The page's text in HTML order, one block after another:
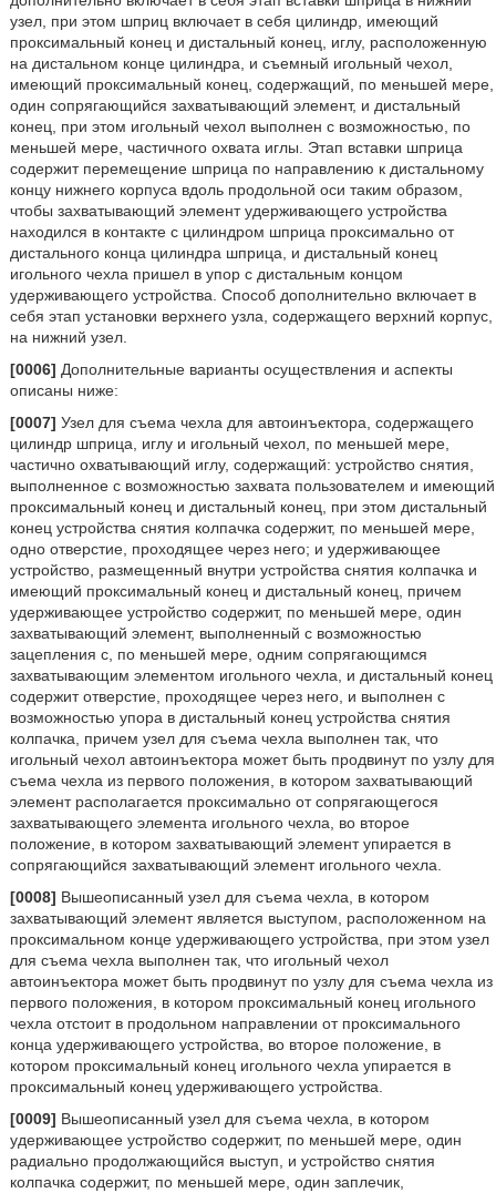
узел, при этом шприц включает в себя цилиндр, имеющий
проксимальный конец и дистальный конец, иглу, расположенную
на дистальном конце цилиндра, и съемный игольный чехол,
имеющий проксимальный конец, содержащий, по меньшей мере,
один сопрягающийся захватывающий элемент, и дистальный
конец, при этом игольный чехол выполнен с возможностью, по
меньшей мере, частичного охвата иглы. Этап вставки шприца
содержит перемещение шприца по направлению к дистальному
концу нижнего корпуса вдоль продольной оси таким образом,
чтобы захватывающий элемент удерживающего устройства
находился в контакте с цилиндром шприца проксимально от
дистального конца цилиндра шприца, и дистальный конец
игольного чехла пришел в упор с дистальным концом
удерживающего устройства. Способ дополнительно включает в
себя этап установки верхнего узла, содержащего верхний корпус,
на нижний узел.
[0006] Дополнительные варианты осуществления и аспекты
описаны ниже:
[0007] Узел для съема чехла для автоинъектора, содержащего
цилиндр шприца, иглу и игольный чехол, по меньшей мере,
частично охватывающий иглу, содержащий: устройство снятия,
выполненное с возможностью захвата пользователем и имеющий
проксимальный конец и дистальный конец, при этом дистальный
конец устройства снятия колпачка содержит, по меньшей мере,
одно отверстие, проходящее через него; и удерживающее
устройство, размещенный внутри устройства снятия колпачка и
имеющий проксимальный конец и дистальный конец, причем
удерживающее устройство содержит, по меньшей мере, один
захватывающий элемент, выполненный с возможностью
зацепления с, по меньшей мере, одним сопрягающимся
захватывающим элементом игольного чехла, и дистальный конец
содержит отверстие, проходящее через него, и выполнен с
возможностью упора в дистальный конец устройства снятия
колпачка, причем узел для съема чехла выполнен так, что
игольный чехол автоинъектора может быть продвинут по узлу для
съема чехла из первого положения, в котором захватывающий
элемент располагается проксимально от сопрягающегося
захватывающего элемента игольного чехла, во второе
положение, в котором захватывающий элемент упирается в
сопрягающийся захватывающий элемент игольного чехла.
[0008] Вышеописанный узел для съема чехла, в котором
захватывающий элемент является выступом, расположенном на
проксимальном конце удерживающего устройства, при этом узел
для съема чехла выполнен так, что игольный чехол
автоинъектора может быть продвинут по узлу для съема чехла из
первого положения, в котором проксимальный конец игольного
чехла отстоит в продольном направлении от проксимального
конца удерживающего устройства, во второе положение, в
котором проксимальный конец игольного чехла упирается в
проксимальный конец удерживающего устройства.
[0009] Вышеописанный узел для съема чехла, в котором
удерживающее устройство содержит, по меньшей мере, один
радиально продолжающийся выступ, и устройство снятия
колпачка содержит, по меньшей мере, один заплечик,